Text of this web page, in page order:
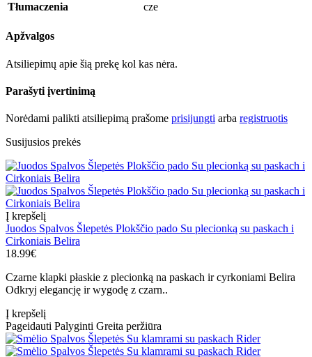
Tłumaczenia
cze
Apžvalgos
Atsiliepimų apie šią prekę kol kas nėra.
Parašyti įvertinimą
Norėdami palikti atsiliepimą prašome prisijungti arba registruotis
Susijusios prekės
Į krepšelį
Juodos Spalvos Šlepetės Plokščio pado Su plecionką su paskach i
Cirkoniais Belira
18.99€
Czarne klapki płaskie z plecionką na paskach ir cyrkoniami Belira
Odkryj elegancję ir wygodę z czarn..
Į krepšelį
Pageidauti Palyginti Greita peržiūra